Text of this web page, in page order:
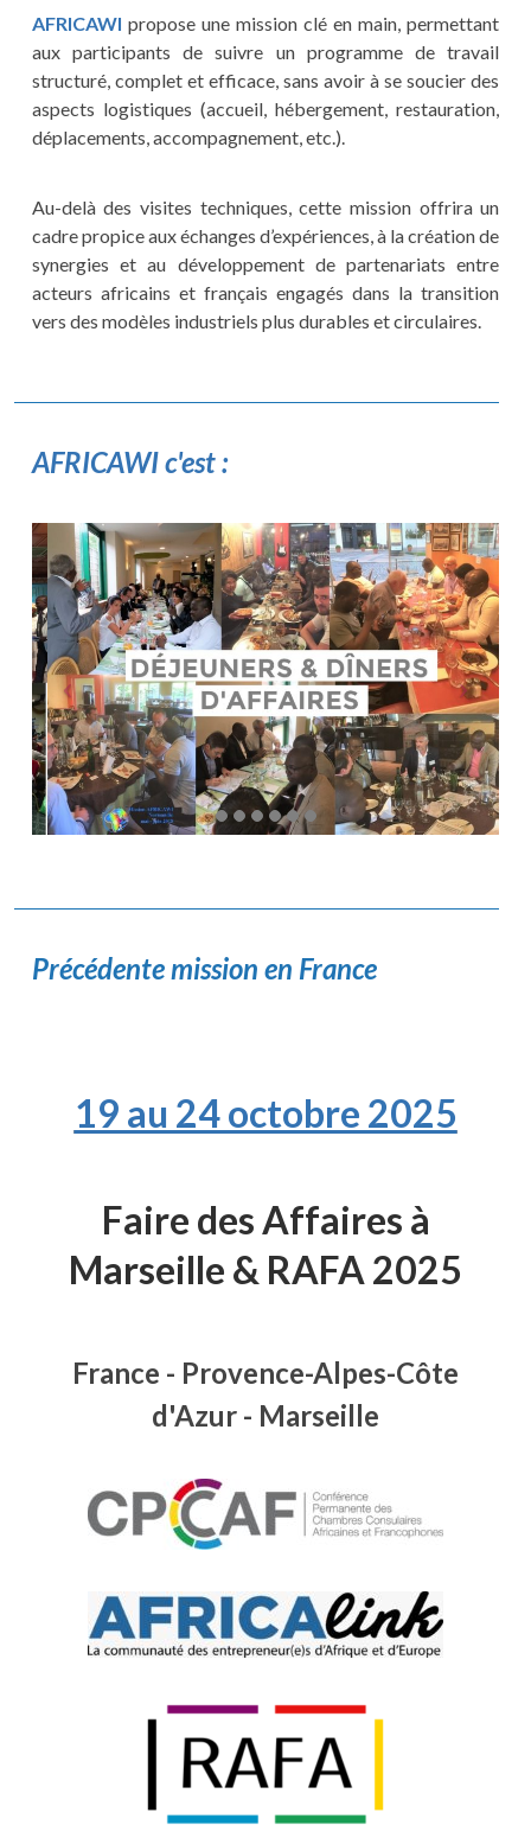
AFRICAWI propose une mission clé en main, permettant
aux participants de suivre un programme de travail
structuré, complet et efficace, sans avoir à se soucier des
aspects logistiques (accueil, hébergement, restauration,
déplacements, accompagnement, etc.).
Au-delà des visites techniques, cette mission offrira un
cadre propice aux échanges d’expériences, à la création de
synergies et au développement de partenariats entre
acteurs africains et français engagés dans la transition
vers des modèles industriels plus durables et circulaires.
AFRICAWI c'est :
Précédente mission en France
19 au 24 octobre 2025
Faire des Affaires à
Marseille & RAFA 2025
France - Provence-Alpes-Côte
d'Azur - Marseille